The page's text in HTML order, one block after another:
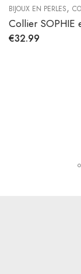
BIJOUX EN PERLES,
€32.99